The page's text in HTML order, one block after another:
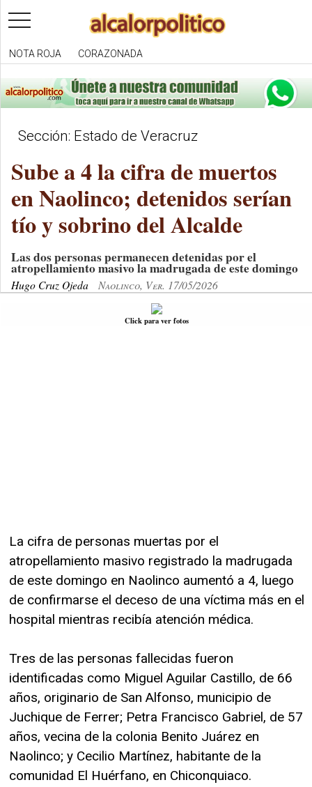
toggle
navigation
NOTA ROJA CORAZONADA
Sección: Estado de Veracruz
Sube a 4 la cifra de muertos
en Naolinco; detenidos serían
tío y sobrino del Alcalde
Las dos personas permanecen detenidas por el
atropellamiento masivo la madrugada de este domingo
Hugo Cruz Ojeda Naolinco, Ver. 17/05/2026
Click para ver fotos
La cifra de personas muertas por el
atropellamiento masivo registrado la madrugada
de este domingo en Naolinco aumentó a 4, luego
de confirmarse el deceso de una víctima más en el
hospital mientras recibía atención médica.
Tres de las personas fallecidas fueron
identificadas como Miguel Aguilar Castillo, de 66
años, originario de San Alfonso, municipio de
Juchique de Ferrer; Petra Francisco Gabriel, de 57
años, vecina de la colonia Benito Juárez en
Naolinco; y Cecilio Martínez, habitante de la
comunidad El Huérfano, en Chiconquiaco.